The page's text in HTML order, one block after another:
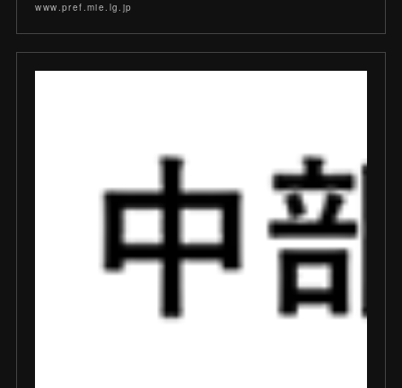
www.pref.mie.lg.jp